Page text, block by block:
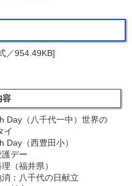
／954.49KB]
容
Day（八千代一中）世界の
イ
Day（西豊田小）
護デー
（福井県）
：八千代の日献立